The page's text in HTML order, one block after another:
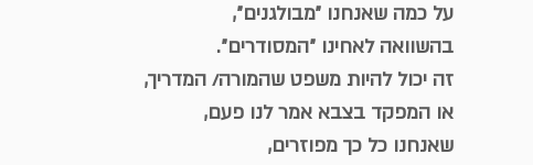
על כמה שאנחנו ״מבולגנים״,
בהשוואה לאחינו ״המסודרים״.
זה יכול להיות משפט שהמורה/ המדריך,
או המפקד בצבא אמר לנו פעם,
שאנחנו כל כך מפוזרים,